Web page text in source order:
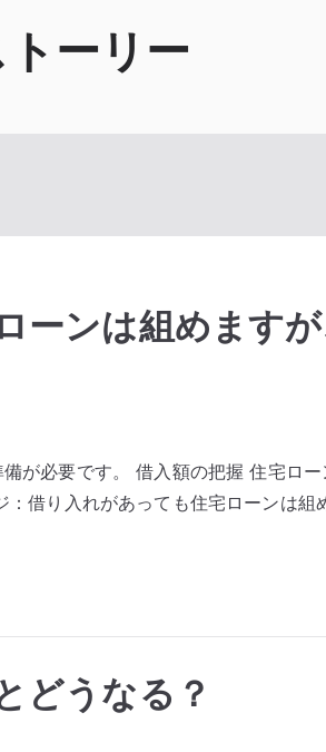
ーリー
ーンは組めます
が必要です。 借入額の把握 住宅ロ
借り入れがあっても住宅ローンは組
どうなる？